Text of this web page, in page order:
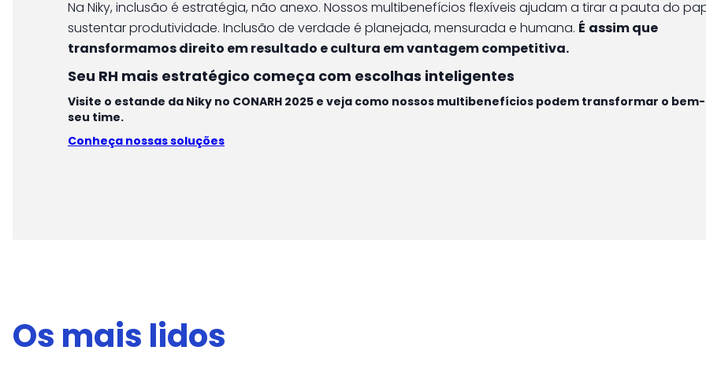
Na Niky, inclusão é estratégia, não anexo. Nossos multibenefícios flexíveis ajudam a tirar a pauta do
sustentar produtividade. Inclusão de verdade é planejada, mensurada e humana. É assim que
transformamos direito em resultado e cultura em vantagem competitiva.
Seu RH mais estratégico começa com escolhas inteligentes
Visite o estande da Niky no CONARH 2025 e veja como nossos multibenefícios podem transformar o
seu time.
Conheça nossas soluções
Os mais lidos